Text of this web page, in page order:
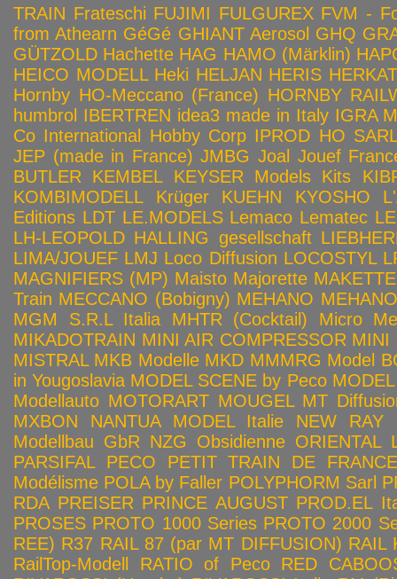
TRAIN Frateschi FUJIMI FULGUREX FVM -
from Athearn GéGé GHIANT Aerosol GHQ
GÜTZOLD Hachette HAG HAMO (Märklin)
HEICO MODELL Heki HELJAN HERIS HERKAT
Hornby HO-Meccano (France) HORNBY
humbrol IBERTREN idea3 made in Italy IGRA
Co International Hobby Corp IPROD HO
JEP (made in France) JMBG Joal Jouef
BUTLER
KEMBEL KEYSER Models Kits
KOMBIMODELL
Krüger KUEHN KYOSHO
Editions LDT LE.MODELS Lemaco Lematec
LH-LEOPOLD HALLING gesellschaft
LIMA/JOUEF LMJ Loco Diffusion LOCOSTYL
MAGNIFIERS (MP) Maisto Majorette MAKETTE
Train MECCANO (Bobigny) MEHANO
MGM S.R.L Italia
MHTR (Cocktail)
Micro
MIKADOTRAIN MINI AIR COMPRESSOR MINI
MISTRAL MKB Modelle MKD MMMRG Model
in Yougoslavia MODEL SCENE by Peco
Modellauto MOTORART MOUGEL MT
MXBON
NANTUA MODEL Italie NEW RAY
Modellbau GbR NZG Obsidienne ORIENTAL
PARSIFAL
PECO
PETIT TRAIN DE FRANCE
Modélisme POLA by Faller POLYPHORM Sarl
RDA PREISER PRINCE AUGUST PROD.EL
PROSES PROTO 1000 Series PROTO 2000
REE) R37 RAIL 87 (par MT DIFFUSION) RAIL
RailTop-Modell
RATIO of Peco
RED